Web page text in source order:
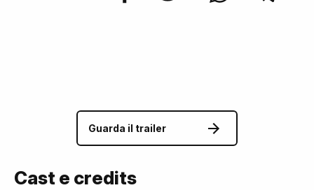
Guarda il trailer
Cast e credits